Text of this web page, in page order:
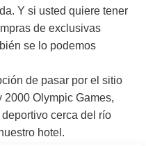
Y si usted quiere tener
de exclusivas
se lo podemos
de pasar por el sitio
Olympic Games,
cerca del río
hotel.